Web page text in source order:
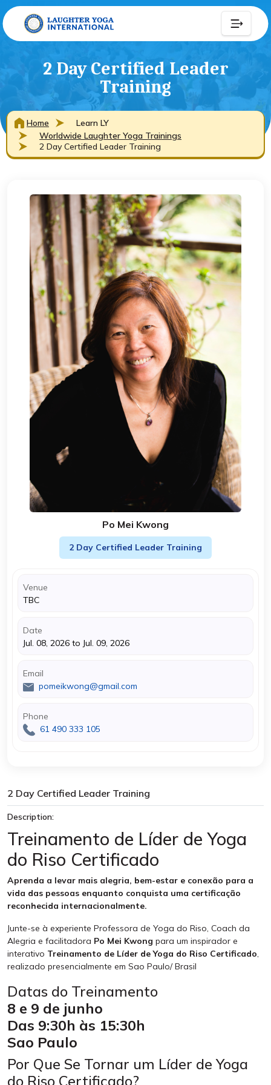
2 Day Certified Leader
Training
Home
Learn LY
Worldwide Laughter Yoga Trainings
2 Day Certified Leader Training
Po Mei Kwong
2 Day Certified Leader Training
Venue
TBC
Date
Jul. 08, 2026 to Jul. 09, 2026
Email
pomeikwong@gmail.com
Phone
61 490 333 105
2 Day Certified Leader Training
Description:
Treinamento de Líder de Yoga
do Riso Certificado
Aprenda a levar mais alegria, bem-estar e conexão para a
vida das pessoas enquanto conquista uma certificação
reconhecida internacionalmente.
Junte-se à experiente Professora de Yoga do Riso, Coach da
Alegria e facilitadora Po Mei Kwong para um inspirador e
interativo Treinamento de Líder de Yoga do Riso Certificado,
realizado presencialmente em Sao Paulo/ Brasil
Datas do Treinamento
8 e 9 de junho
Das 9:30h às 15:30h
Sao Paulo
Por Que Se Tornar um Líder de Yoga
do Riso Certificado?